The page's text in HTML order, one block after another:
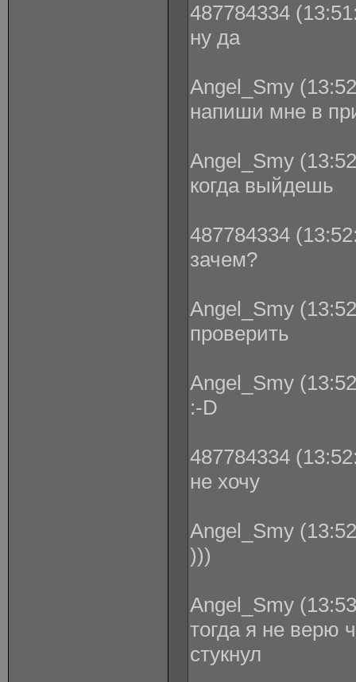
487784334
ну да
Angel_Smy
напиши мне в
Angel_Smy
когда выйдешь
487784334
зачем?
Angel_Smy
проверить
Angel_Smy
:-D
487784334
не хочу
Angel_Smy
)))
Angel_Smy
тогда я не верю
стукнул